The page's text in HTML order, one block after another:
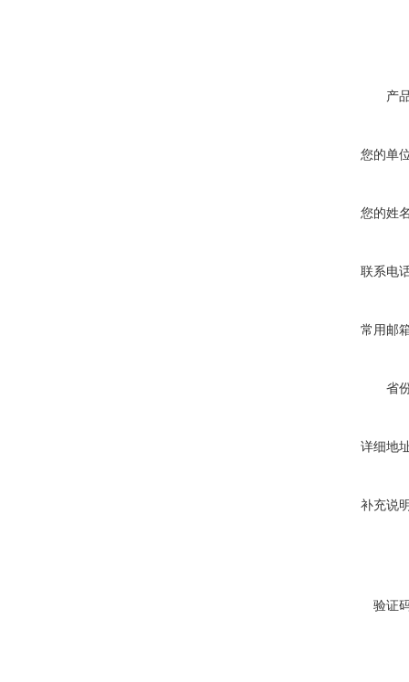
产
您的单
您的姓
联系电
常用邮
省
详细地
补充说
验证